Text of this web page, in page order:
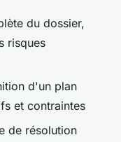
du dossier,
risques
d'un plan
et contraintes
de résolution